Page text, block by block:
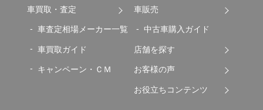
車買取・査定
車査定相場メーカー一覧
車買取ガイド
キャンペーン・ＣＭ
車販売
中古車購入ガイド
店舗を探す
お客様の声
お役立ちコンテンツ